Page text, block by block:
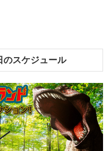
スケジュール